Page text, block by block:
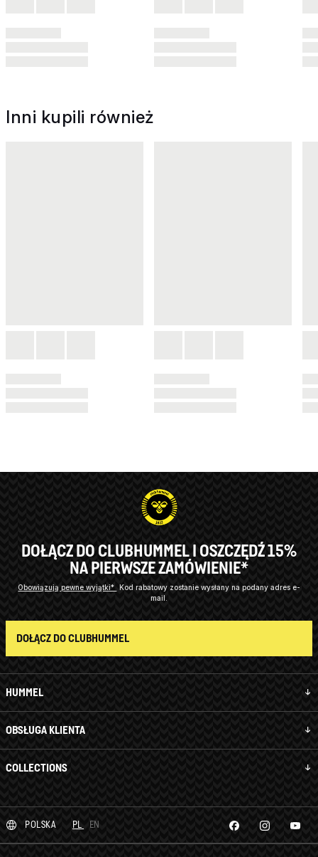
Inni kupili również
HUMMEL
OBSŁUGA KLIENTA
COLLECTIONS
DOŁĄCZ DO CLUBHUMMEL I OSZCZĘDŹ 15%
NA PIERWSZE ZAMÓWIENIE*
Obowiązują pewne wyjątki*
Kod rabatowy zostanie wysłany na podany adres e-
mail.
DOŁĄCZ DO CLUBHUMMEL
POLSKA PL EN